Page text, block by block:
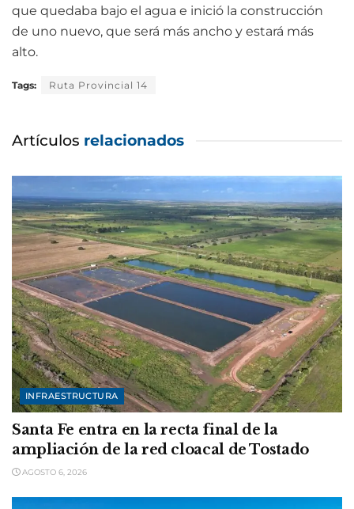
que quedaba bajo el agua e inició la construcción
de uno nuevo, que será más ancho y estará más
alto.
Tags: Ruta Provincial 14
Artículos relacionados
INFRAESTRUCTURA
Santa Fe entra en la recta final de la
ampliación de la red cloacal de Tostado
AGOSTO 6, 2026